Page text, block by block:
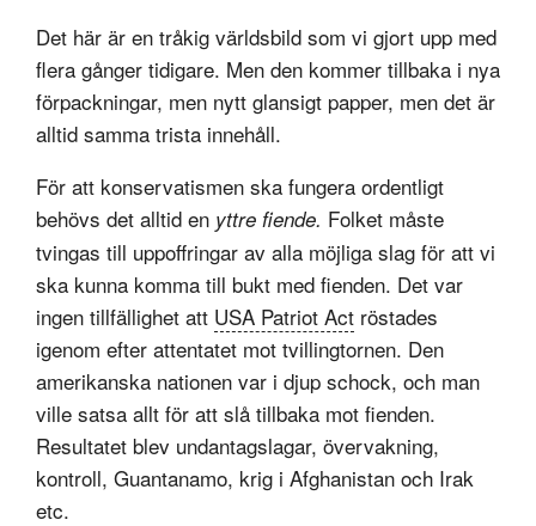
Det här är en tråkig världsbild som vi gjort upp med
flera gånger tidigare. Men den kommer tillbaka i nya
förpackningar, men nytt glansigt papper, men det är
alltid samma trista innehåll.
För att konservatismen ska fungera ordentligt
behövs det alltid en yttre fiende. Folket måste
tvingas till uppoffringar av alla möjliga slag för att vi
ska kunna komma till bukt med fienden. Det var
ingen tillfällighet att USA Patriot Act röstades
igenom efter attentatet mot tvillingtornen. Den
amerikanska nationen var i djup schock, och man
ville satsa allt för att slå tillbaka mot fienden.
Resultatet blev undantagslagar, övervakning,
kontroll, Guantanamo, krig i Afghanistan och Irak
etc.